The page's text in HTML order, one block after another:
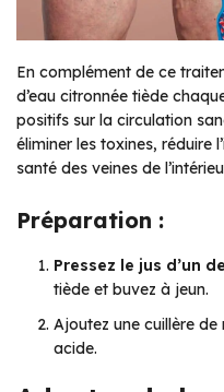
En complément de ce
d’eau citronnée tiède
positifs sur la circulation
éliminer les toxines, réduire
santé des veines de
Préparation :
Pressez le jus d’un
tiède et buvez à jeun.
Ajoutez une cuillère
acide.